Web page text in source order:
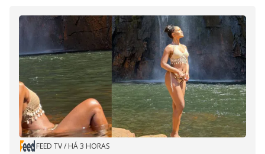
FEED TV/ HÁ 3 HORAS